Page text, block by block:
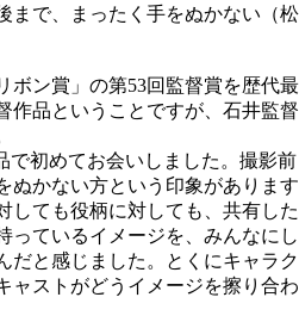
まで、まったく手をぬかない（松
ボン賞」の第53回監督賞を歴代最
作品ということですが、石井監督
で初めてお会いしました。撮影前
ぬかない方という印象があります
しても役柄に対しても、共有した
っているイメージを、みんなにし
だと感じました。とくにキャラク
ャストがどうイメージを擦り合わ